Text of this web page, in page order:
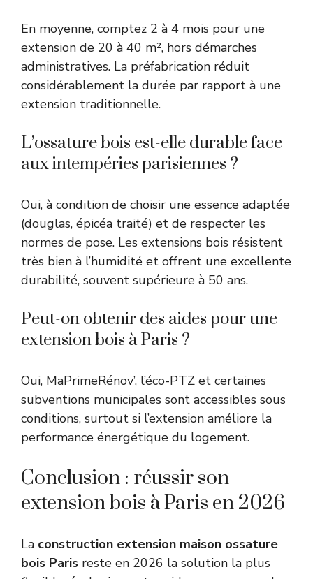
En moyenne, comptez 2 à 4 mois pour une
extension de 20 à 40 m², hors démarches
administratives. La préfabrication réduit
considérablement la durée par rapport à une
extension traditionnelle.
L’ossature bois est-elle durable face
aux intempéries parisiennes ?
Oui, à condition de choisir une essence adaptée
(douglas, épicéa traité) et de respecter les
normes de pose. Les extensions bois résistent
très bien à l’humidité et offrent une excellente
durabilité, souvent supérieure à 50 ans.
Peut-on obtenir des aides pour une
extension bois à Paris ?
Oui, MaPrimeRénov’, l’éco-PTZ et certaines
subventions municipales sont accessibles sous
conditions, surtout si l’extension améliore la
performance énergétique du logement.
Conclusion : réussir son
extension bois à Paris en 2026
La construction extension maison ossature
bois Paris reste en 2026 la solution la plus